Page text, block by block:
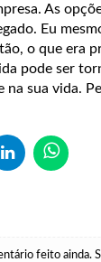
As
Eu
o que era
pode ser
na sua vida.
feito ainda.